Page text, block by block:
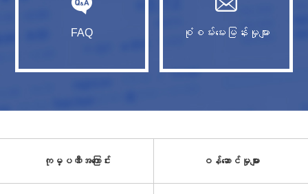
FAQ စုံစမ်းမေးမြန်းမှုများ
ကုမ္ပဏီအကြောင်း ဝန်ဆောင်မှုများ